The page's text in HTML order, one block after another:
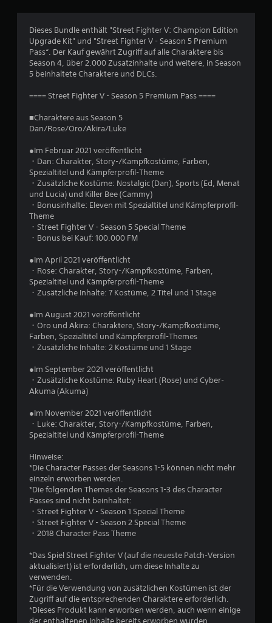
c
h
r
t
r
n
Dieses Bundle enthält "Street Fighter V: Champion Edition
Upgrade Kit" und "Street Fighter V - Season 5 Premium
Pass“. Der Kauf gewährt Zugriff auf alle Charaktere bis
Season 4, über 2.000 Zusatzinhalte und weitere, in Season
5 beinhaltete Charaktere und DLCs.
==== Street Fighter V - Season 5 Premium Pass ====
■Charaktere aus Season 5
Dan/Rose/Oro/Akira/Luke
●Im Februar 2021 veröffentlicht
・Dan: Charakter, Story-/Kampfkostüme, Farben,
Spezialtitel und Kämpferprofil-Theme
・Zusätzliche Kostüme: Nostalgic (Dan), Sports (Ed, Menat
und Lucia) und Killer Bee (Cammy)
・Bonusinhalte: Eleven mit Spezialtitel und Kämpferprofil-
Theme
・Street Fighter V - Season 5 Special Theme
・Bonus bei Kauf: 100.000 FM
●Im April 2021 veröffentlicht
・Rose: Charakter, Story-/Kampfkostüme, Farben,
Spezialtitel und Kämpferprofil-Theme
・Zusätzliche Inhalte: 7 Kostüme, 2 Titel und 1 Stage
●Im August 2021 veröffentlicht
・Oro und Akira: Charaktere, Story-/Kampfkostüme,
Farben, Spezialtitel und Kämpferprofil-Themes
・Zusätzliche Inhalte: 2 Kostüme und 1 Stage
●Im September 2021 veröffentlicht
・Zusätzliche Kostüme: Ruby Heart (Rose) und Cyber-
Akuma (Akuma)
●Im November 2021 veröffentlicht
・Luke: Charakter, Story-/Kampfkostüme, Farben,
Spezialtitel und Kämpferprofil-Theme
Hinweise:
*Die Character Passes der Seasons 1-5 können nicht mehr
einzeln erworben werden.
*Die folgenden Themes der Seasons 1-3 des Character
Passes sind nicht beinhaltet:
・Street Fighter V - Season 1 Special Theme
・Street Fighter V - Season 2 Special Theme
・2018 Character Pass Theme
*Das Spiel Street Fighter V (auf die neueste Patch-Version
aktualisiert) ist erforderlich, um diese Inhalte zu
verwenden.
*Für die Verwendung von zusätzlichen Kostümen ist der
Zugriff auf die entsprechenden Charaktere erforderlich.
*Dieses Produkt kann erworben werden, auch wenn einige
der enthaltenen Inhalte bereits erworben wurden.